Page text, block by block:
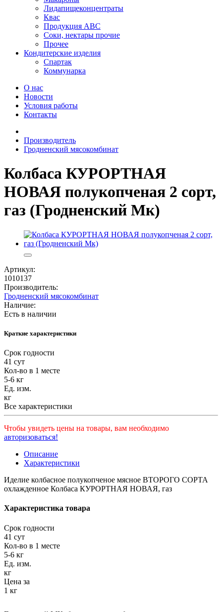
Лидапищеконцентраты
Квас
Продукция АВС
Соки, нектары прочие
Прочее
Кондитерские изделия
Спартак
Коммунарка
О нас
Новости
Условия работы
Контакты
Производитель
Гродненский мясокомбинат
Колбаса КУРОРТНАЯ
НОВАЯ полукопченая 2 сорт,
газ (Гродненский Мк)
Артикул:
1010137
Производитель:
Гродненский мясокомбинат
Наличие:
Есть в наличии
Краткие характеристики
Срок годности
41 сут
Кол-во в 1 месте
5-6 кг
Ед. изм.
кг
Все характеристики
Чтобы увидеть цены на товары, вам необходимо
авторизоваться!
Описание
Характеристики
Иделие колбасное полукопченое мясное ВТОРОГО СОРТА
охлажденное Колбаса КУРОРТНАЯ НОВАЯ, газ
Характеристика товара
Срок годности
41 сут
Кол-во в 1 месте
5-6 кг
Ед. изм.
кг
Цена за
1 кг